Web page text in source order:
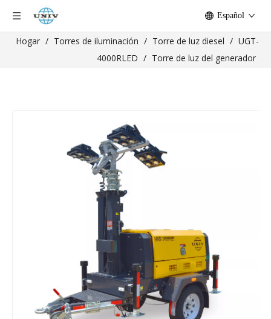
Español
Hogar / Torres de iluminación / Torre de luz diesel / UGT-
4000RLED / Torre de luz del generador